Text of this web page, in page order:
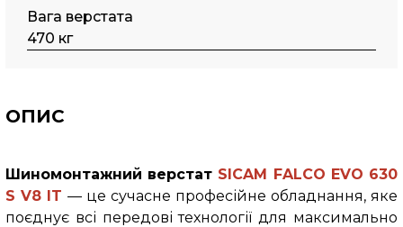
Вага верстата
470 кг
ОПИС
Шиномонтажний верстат SICAM FALCO EVO 630
S V8 IT — це сучасне професійне обладнання, яке
поєднує всі передові технології для максимально